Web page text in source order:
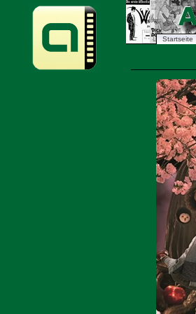
Startseite